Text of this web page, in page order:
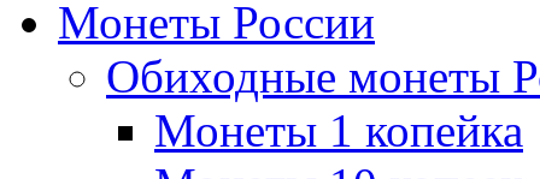
Монеты России
Обиходные монеты
Монеты 1 копейка